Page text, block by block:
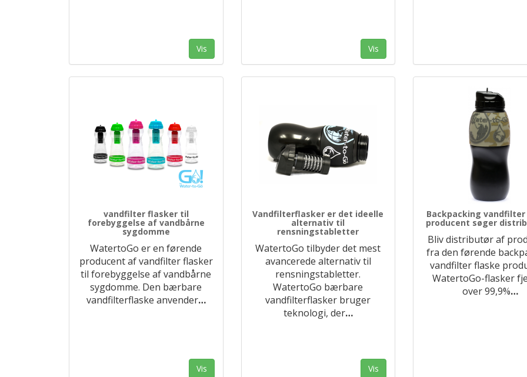
Vis Vis
vandfilter flasker til
forebyggelse af vandbårne
sygdomme
WatertoGo er en førende
producent af vandfilter flasker
til forebyggelse af vandbårne
sygdomme. Den bærbare
vandfilterflaske anvender…
Vis
Vandfilterflasker er det ideelle
alternativ til
rensningstabletter
WatertoGo tilbyder det mest
avancerede alternativ til
rensningstabletter.
WatertoGo bærbare
vandfilterflasker bruger
teknologi, der…
Vis
Backpacking
producent søger
Bliv distributør af
fra den førende
vandfilter flaske
WatertoGo-flasker
over 99,9%…